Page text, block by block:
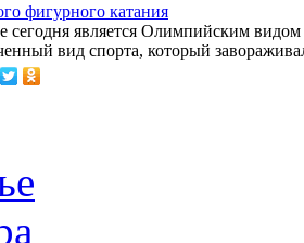
фигурного катания
сегодня является Олимпийским
вид спорта, который